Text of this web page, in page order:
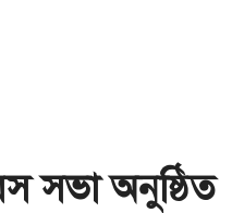
সভা অনুষ্ঠিত